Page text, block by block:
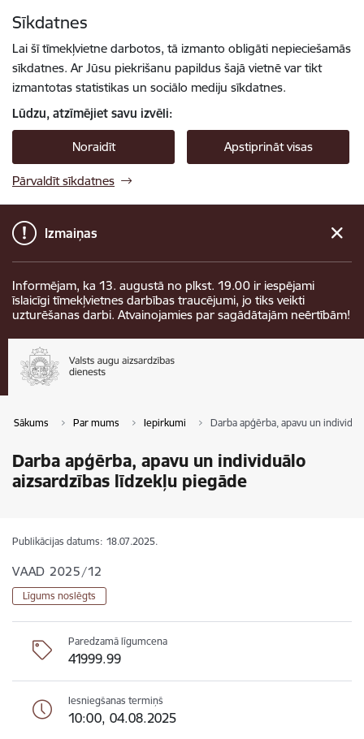
Sīkdatnes
Lai šī tīmekļvietne darbotos, tā izmanto obligāti nepieciešamās
sīkdatnes. Ar Jūsu piekrišanu papildus šajā vietnē var tikt
izmantotas statistikas un sociālo mediju sīkdatnes.
Lūdzu, atzīmējiet savu izvēli:
Noraidīt Apstiprināt visas
Pārvaldīt sīkdatnes
Izmaiņas
Informējam, ka 13. augustā no plkst. 19.00 ir iespējami
īslaicīgi tīmekļvietnes darbības traucējumi, jo tiks veikti
uzturēšanas darbi. Atvainojamies par sagādātajām neērtībām!
Sākums Par mums Iepirkumi Darba apģērba, apavu un
Darba apģērba, apavu un individuālo
aizsardzības līdzekļu piegāde
Publikācijas datums: 18.07.2025.
VAAD 2025/12
Līgums noslēgts
Paredzamā līgumcena
41999.99
Iesniegšanas termiņš
10:00, 04.08.2025